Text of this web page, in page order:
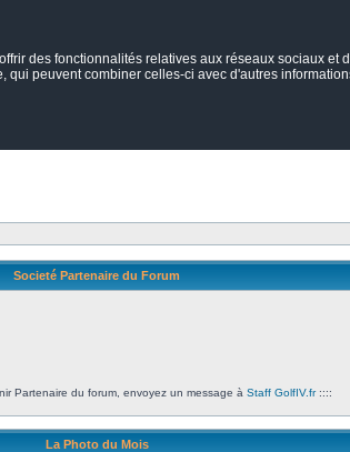
des fonctionnalités relatives aux réseaux sociaux
peuvent combiner celles-ci avec d'autres
Societé Partenaire du Forum
Partenaire du forum, envoyez un message à Staff GolfIV.fr::::
La Photo du Mois